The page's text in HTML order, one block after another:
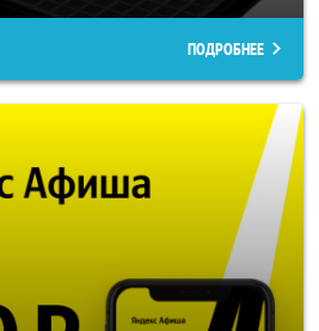
ПОДРОБНЕЕ